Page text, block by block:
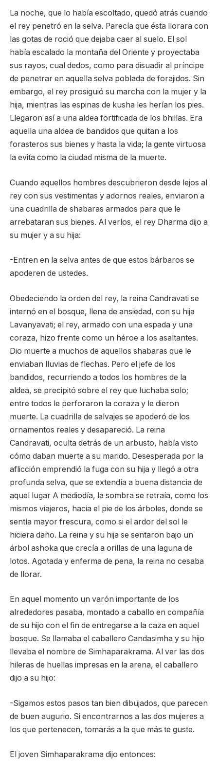
La noche, que lo había escoltado, quedó atrás cuando
el rey penetró en la selva. Parecía que ésta llorara con
las gotas de roció que dejaba caer al suelo. El sol
había escalado la montaña del Oriente y proyectaba
sus rayos, cual dedos, como para disuadir al príncipe
de penetrar en aquella selva poblada de forajidos. Sin
embargo, el rey prosiguió su marcha con la mujer y la
hija, mientras las espinas de kusha les herían los pies.
Llegaron así a una aldea fortificada de los bhillas. Era
aquella una aldea de bandidos que quitan a los
forasteros sus bienes y hasta la vida; la gente virtuosa
la evita como la ciudad misma de la muerte.
Cuando aquellos hombres descubrieron desde lejos al
rey con sus vestimentas y adornos reales, enviaron a
una cuadrilla de shabaras armados para que le
arrebataran sus bienes. Al verlos, el rey Dharma dijo a
su mujer y a su hija:
-Entren en la selva antes de que estos bárbaros se
apoderen de ustedes.
Obedeciendo la orden del rey, la reina Candravati se
internó en el bosque, llena de ansiedad, con su hija
Lavanyavati; el rey, armado con una espada y una
coraza, hizo frente como un héroe a los asaltantes.
Dio muerte a muchos de aquellos shabaras que le
enviaban lluvias de flechas. Pero el jefe de los
bandidos, recurriendo a todos los hombres de la
aldea, se precipitó sobre el rey que luchaba solo;
entre todos le perforaron la coraza y le dieron
muerte. La cuadrilla de salvajes se apoderó de los
ornamentos reales y desapareció. La reina
Candravati, oculta detrás de un arbusto, había visto
cómo daban muerte a su marido. Desesperada por la
aflicción emprendió la fuga con su hija y llegó a otra
profunda selva, que se extendía a buena distancia de
aquel lugar A mediodía, la sombra se retraía, como los
mismos viajeros, hacia el pie de los árboles, donde se
sentía mayor frescura, como si el ardor del sol le
hiciera daño. La reina y su hija se sentaron bajo un
árbol ashoka que crecía a orillas de una laguna de
lotos. Agotada y enferma de pena, la reina no cesaba
de llorar.
En aquel momento un varón importante de los
alrededores pasaba, montado a caballo en compañía
de su hijo con el fin de entregarse a la caza en aquel
bosque. Se llamaba el caballero Candasimha y su hijo
llevaba el nombre de Simhaparakrama. Al ver las dos
hileras de huellas impresas en la arena, el caballero
dijo a su hijo:
-Sigamos estos pasos tan bien dibujados, que parecen
de buen augurio. Si encontrarnos a las dos mujeres a
los que pertenecen, tomarás a la que más te guste.
El joven Simhaparakrama dijo entonces: